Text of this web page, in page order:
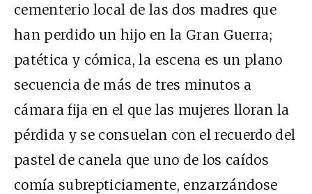
cementerio local de las dos madres que
han perdido un hijo en la Gran Guerra;
patética y cómica, la escena es un plano
secuencia de más de tres minutos a
cámara fija en el que las mujeres lloran la
pérdida y se consuelan con el recuerdo del
pastel de canela que uno de los caídos
comía subrepticiamente, enzarzándose